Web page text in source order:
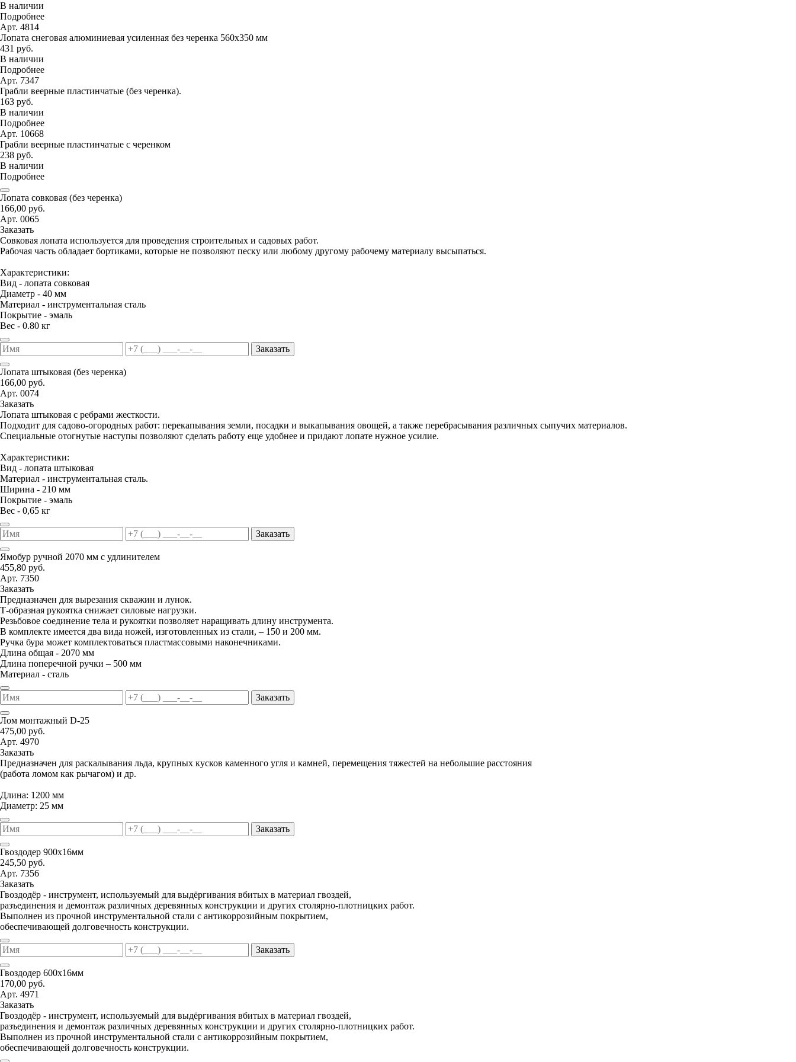
В наличии
Подробнее
Арт. 4814
Лопата снеговая алюминиевая усиленная без черенка 560х350 мм
431 руб.
В наличии
Подробнее
Арт. 7347
Грабли веерные пластинчатые (без черенка).
163 руб.
В наличии
Подробнее
Арт. 10668
Грабли веерные пластинчатые с черенком
238 руб.
В наличии
Подробнее
Лопата совковая (без черенка)
166,00 руб.
Арт. 0065
Заказать
Совковая лопата используется для проведения строительных и садовых работ.
Рабочая часть обладает бортиками, которые не позволяют песку или любому другому рабочему материалу высыпаться.
Характеристики:
Вид - лопата совковая
Диаметр - 40 мм
Материал - инструментальная сталь
Покрытие - эмаль
Вес - 0.80 кг
Заказать
Лопата штыковая (без черенка)
166,00 руб.
Арт. 0074
Заказать
Лопата штыковая с ребрами жесткости.
Подходит для садово-огородных работ: перекапывания земли, посадки и выкапывания овощей, а также перебрасывания различных сыпучих материалов.
Специальные отогнутые наступы позволяют сделать работу еще удобнее и придают лопате нужное усилие.
Характеристики:
Вид - лопата штыковая
Материал - инструментальная сталь.
Ширина - 210 мм
Покрытие - эмаль
Вес - 0,65 кг
Заказать
Ямобур ручной 2070 мм с удлинителем
455,80 руб.
Арт. 7350
Заказать
Предназначен для вырезания скважин и лунок.
Т-образная рукоятка снижает силовые нагрузки.
Резьбовое соединение тела и рукоятки позволяет наращивать длину инструмента.
В комплекте имеется два вида ножей, изготовленных из стали, – 150 и 200 мм.
Ручка бура может комплектоваться пластмассовыми наконечниками.
Длина общая - 2070 мм
Длина поперечной ручки – 500 мм
Материал - сталь
Заказать
Лом монтажный D-25
475,00 руб.
Арт. 4970
Заказать
Предназначен для раскалывания льда, крупных кусков каменного угля и камней, перемещения тяжестей на небольшие расстояния
(работа ломом как рычагом) и др.
Длина: 1200 мм
Диаметр: 25 мм
Заказать
Гвоздодер 900х16мм
245,50 руб.
Арт. 7356
Заказать
Гвоздодёр - инструмент, используемый для выдёргивания вбитых в материал гвоздей,
разъединения и демонтаж различных деревянных конструкции и других столярно-плотницких работ.
Выполнен из прочной инструментальной стали с антикоррозийным покрытием,
обеспечивающей долговечность конструкции.
Заказать
Гвоздодер 600х16мм
170,00 руб.
Арт. 4971
Заказать
Гвоздодёр - инструмент, используемый для выдёргивания вбитых в материал гвоздей,
разъединения и демонтаж различных деревянных конструкции и других столярно-плотницких работ.
Выполнен из прочной инструментальной стали с антикоррозийным покрытием,
обеспечивающей долговечность конструкции.